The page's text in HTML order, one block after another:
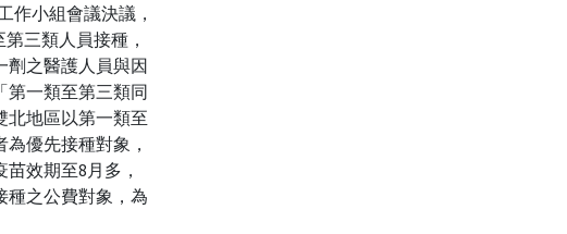
作小組會議決議，
三類人員接種，
劑之醫護人員與因
第一類至第三類同
北地區以第一類至
優先接種對象，
效期至8月多，
種之公費對象，為